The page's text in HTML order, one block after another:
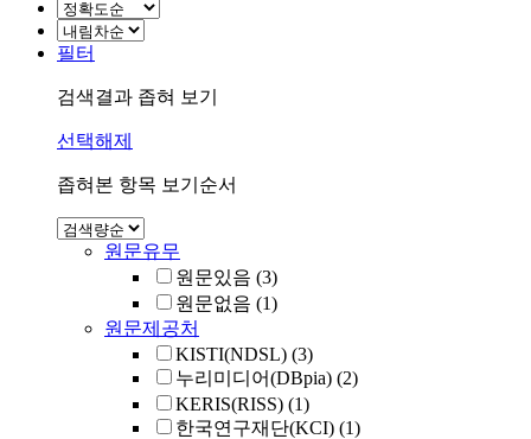
필터
검색결과 좁혀 보기
선택해제
좁혀본 항목 보기순서
원문유무
원문있음 (3)
원문없음 (1)
원문제공처
KISTI(NDSL) (3)
누리미디어(DBpia) (2)
KERIS(RISS) (1)
한국연구재단(KCI) (1)